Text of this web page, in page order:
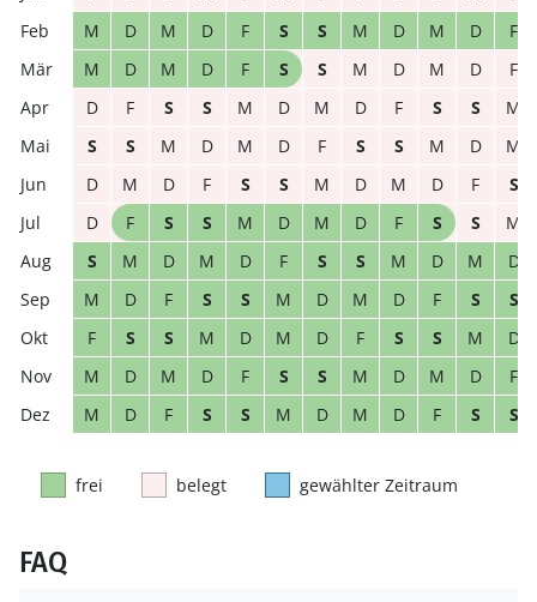
M
D M D F S S M D M D
F
M
D M D F S S M D M D
F
D
F S S M D M D F S S
M
S
S M D M D F S S M D
M
D
M D F S S M D M D F
S
D
F S S M D M D F S S
M
S
M D M D F S S M D M
D
M
D F S S M D M D F S
S
F
S S M D M D F S S M
D
M
D M D F S S M D M D
F
M
D F S S M D M D F S S
frei belegt gewählter Zeitraum
FAQ